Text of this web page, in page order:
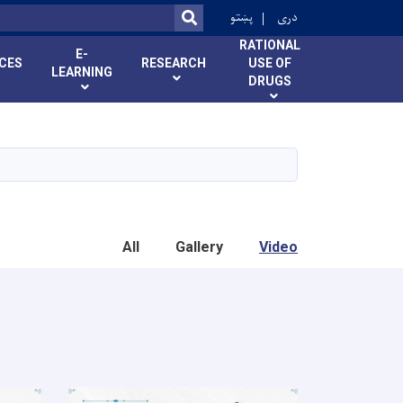
SEARCH
پښتو دری
E-
LEARNING
RESEARCH
RATIONAL
USE OF
DRUGS
All Gallery Video